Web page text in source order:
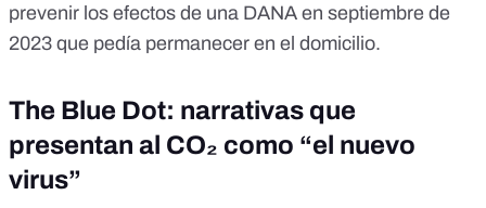
prevenir los efectos de una DANA en septiembre de
2023 que pedía permanecer en el domicilio.
The Blue Dot: narrativas que
presentan al CO₂ como “el nuevo
virus”